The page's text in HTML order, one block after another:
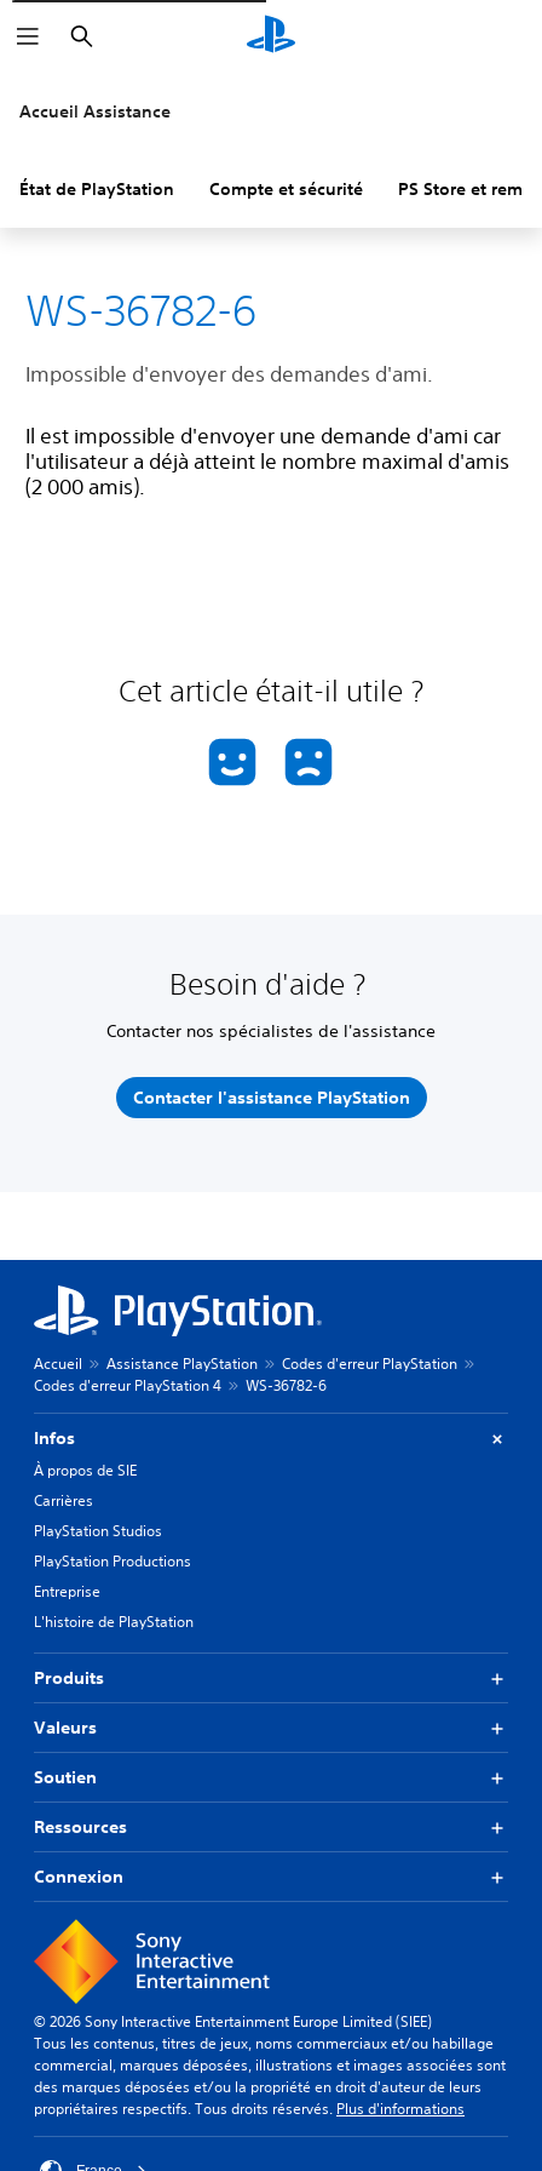
Rechercher
Accueil Assistance
État de PlayStation Compte et sécurité PS Store et
WS-36782-6
Impossible d'envoyer des demandes d'ami.
Il est impossible d'envoyer une demande d'ami car
l'utilisateur a déjà atteint le nombre maximal d'amis
(2 000 amis).
Cet article était-il utile ?
Besoin d'aide ?
Contacter nos spécialistes de l'assistance
Contacter l'assistance PlayStation
Accueil Assistance PlayStation
Codes d'erreur PlayStation
Codes d'erreur PlayStation 4
WS-36782-6
Infos
À propos de SIE
Carrières
PlayStation Studios
PlayStation Productions
Entreprise
L'histoire de PlayStation
Produits
Valeurs
Soutien
Ressources
Connexion
© 2026 Sony Interactive Entertainment Europe Limited (SIEE)
Tous les contenus, titres de jeux, noms commerciaux et/ou habillage
commercial, marques déposées, illustrations et images associées sont
des marques déposées et/ou la propriété en droit d'auteur de leurs
propriétaires respectifs. Tous droits réservés. Plus d'informations